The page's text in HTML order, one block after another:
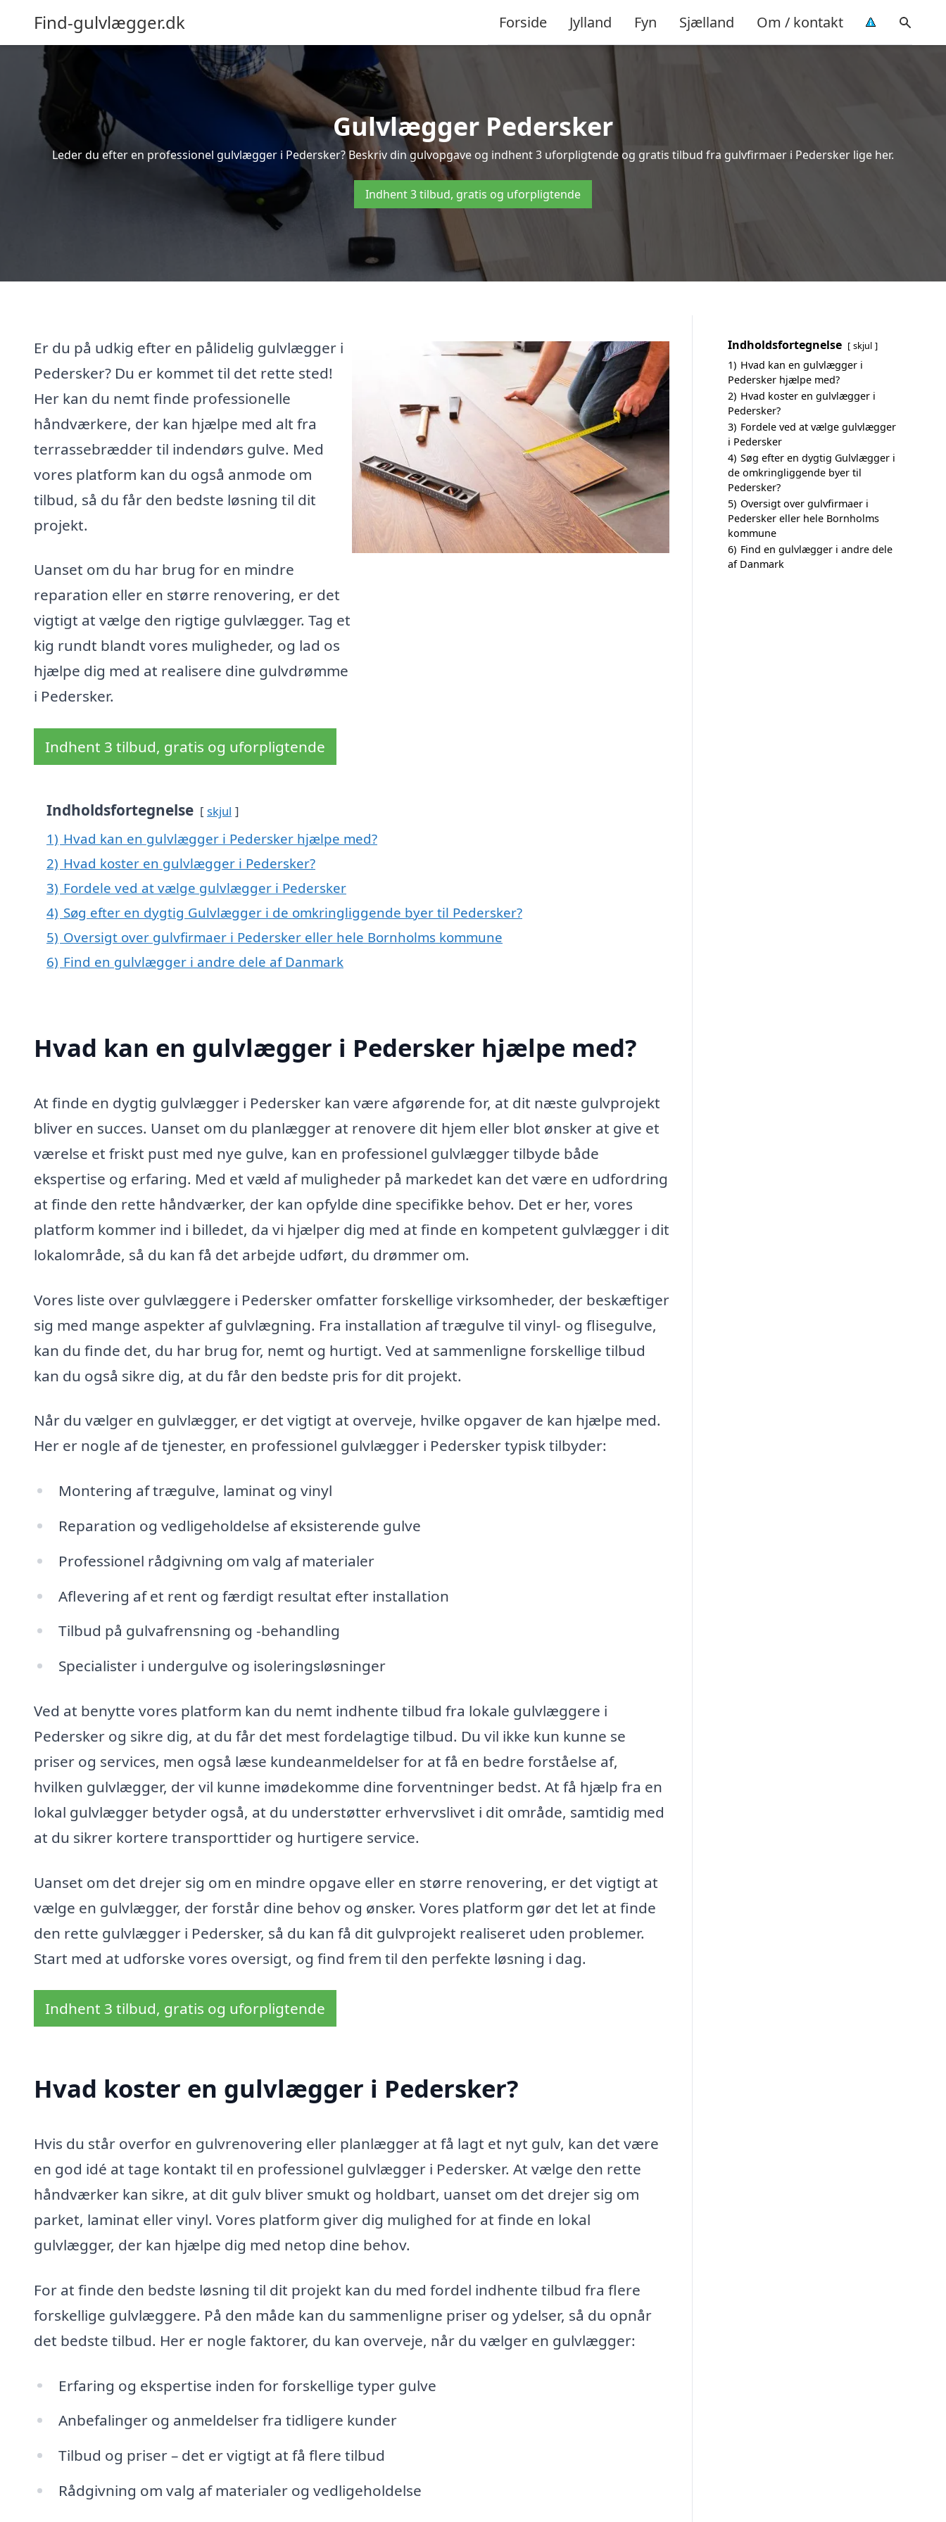
Find-gulvlægger.dk Forside Jylland Fyn Sjælland Om / kontakt
Gulvlægger Pedersker
Leder du efter en professionel gulvlægger i Pedersker? Beskriv din gulvopgave og indhent 3 uforpligtende og gratis tilbud fra gulvfirmaer i Pedersker lige her.
Indhent 3 tilbud, gratis og uforpligtende
Er du på udkig efter en pålidelig gulvlægger i
Pedersker? Du er kommet til det rette sted!
Her kan du nemt finde professionelle
håndværkere, der kan hjælpe med alt fra
terrassebrædder til indendørs gulve. Med
vores platform kan du også anmode om
tilbud, så du får den bedste løsning til dit
projekt.
Uanset om du har brug for en mindre
reparation eller en større renovering, er det
vigtigt at vælge den rigtige gulvlægger. Tag et
kig rundt blandt vores muligheder, og lad os
hjælpe dig med at realisere dine gulvdrømme
i Pedersker.
Indhent 3 tilbud, gratis og uforpligtende
Indholdsfortegnelse skjul
1) Hvad kan en gulvlægger i Pedersker hjælpe med?
2) Hvad koster en gulvlægger i Pedersker?
3) Fordele ved at vælge gulvlægger i Pedersker
4) Søg efter en dygtig Gulvlægger i de omkringliggende byer til Pedersker?
5) Oversigt over gulvfirmaer i Pedersker eller hele Bornholms kommune
6) Find en gulvlægger i andre dele af Danmark
Hvad kan en gulvlægger i Pedersker hjælpe med?
At finde en dygtig gulvlægger i Pedersker kan være afgørende for, at dit næste gulvprojekt
bliver en succes. Uanset om du planlægger at renovere dit hjem eller blot ønsker at give et
værelse et friskt pust med nye gulve, kan en professionel gulvlægger tilbyde både
ekspertise og erfaring. Med et væld af muligheder på markedet kan det være en udfordring
at finde den rette håndværker, der kan opfylde dine specifikke behov. Det er her, vores
platform kommer ind i billedet, da vi hjælper dig med at finde en kompetent gulvlægger i dit
lokalområde, så du kan få det arbejde udført, du drømmer om.
Vores liste over gulvlæggere i Pedersker omfatter forskellige virksomheder, der beskæftiger
sig med mange aspekter af gulvlægning. Fra installation af trægulve til vinyl- og flisegulve,
kan du finde det, du har brug for, nemt og hurtigt. Ved at sammenligne forskellige tilbud
kan du også sikre dig, at du får den bedste pris for dit projekt.
Når du vælger en gulvlægger, er det vigtigt at overveje, hvilke opgaver de kan hjælpe med.
Her er nogle af de tjenester, en professionel gulvlægger i Pedersker typisk tilbyder:
Montering af trægulve, laminat og vinyl
Reparation og vedligeholdelse af eksisterende gulve
Professionel rådgivning om valg af materialer
Aflevering af et rent og færdigt resultat efter installation
Tilbud på gulvafrensning og -behandling
Specialister i undergulve og isoleringsløsninger
Ved at benytte vores platform kan du nemt indhente tilbud fra lokale gulvlæggere i
Pedersker og sikre dig, at du får det mest fordelagtige tilbud. Du vil ikke kun kunne se
priser og services, men også læse kundeanmeldelser for at få en bedre forståelse af,
hvilken gulvlægger, der vil kunne imødekomme dine forventninger bedst. At få hjælp fra en
lokal gulvlægger betyder også, at du understøtter erhvervslivet i dit område, samtidig med
at du sikrer kortere transporttider og hurtigere service.
Uanset om det drejer sig om en mindre opgave eller en større renovering, er det vigtigt at
vælge en gulvlægger, der forstår dine behov og ønsker. Vores platform gør det let at finde
den rette gulvlægger i Pedersker, så du kan få dit gulvprojekt realiseret uden problemer.
Start med at udforske vores oversigt, og find frem til den perfekte løsning i dag.
Indhent 3 tilbud, gratis og uforpligtende
Hvad koster en gulvlægger i Pedersker?
Hvis du står overfor en gulvrenovering eller planlægger at få lagt et nyt gulv, kan det være
en god idé at tage kontakt til en professionel gulvlægger i Pedersker. At vælge den rette
håndværker kan sikre, at dit gulv bliver smukt og holdbart, uanset om det drejer sig om
parket, laminat eller vinyl. Vores platform giver dig mulighed for at finde en lokal
gulvlægger, der kan hjælpe dig med netop dine behov.
For at finde den bedste løsning til dit projekt kan du med fordel indhente tilbud fra flere
forskellige gulvlæggere. På den måde kan du sammenligne priser og ydelser, så du opnår
det bedste tilbud. Her er nogle faktorer, du kan overveje, når du vælger en gulvlægger:
Erfaring og ekspertise inden for forskellige typer gulve
Anbefalinger og anmeldelser fra tidligere kunder
Tilbud og priser – det er vigtigt at få flere tilbud
Rådgivning om valg af materialer og vedligeholdelse
Indholdsfortegnelse skjul
1) Hvad kan en gulvlægger i
Pedersker hjælpe med?
2) Hvad koster en gulvlægger i
Pedersker?
3) Fordele ved at vælge gulvlægger
i Pedersker
4) Søg efter en dygtig Gulvlægger i
de omkringliggende byer til
Pedersker?
5) Oversigt over gulvfirmaer i
Pedersker eller hele Bornholms
kommune
6) Find en gulvlægger i andre dele
af Danmark